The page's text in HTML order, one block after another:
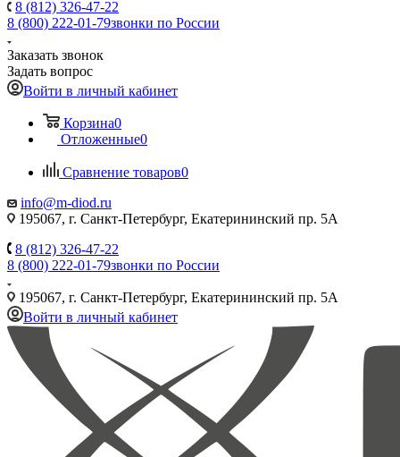
8 (812) 326-47-22
8 (800) 222-01-79звонки по России
Заказать звонок
Задать вопрос
Войти в личный кабинет
Корзина0
Отложенные0
Сравнение товаров0
info@m-diod.ru
195067, г. Санкт-Петербург, Екатерининский пр. 5А
8 (812) 326-47-22
8 (800) 222-01-79звонки по России
195067, г. Санкт-Петербург, Екатерининский пр. 5А
Войти в личный кабинет